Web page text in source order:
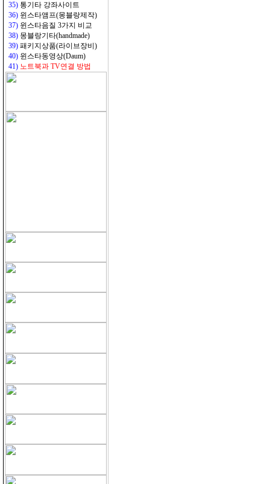
35) 통기타 강좌사이트
36) 윈스타앰프(몽블랑제작)
37) 윈스타음질 3가지 비교
38) 몽블랑기타(handmade)
39) 패키지상품(라이브장비)
40) 윈스타동영상(Daum)
41) 노트북과 TV연결 방법